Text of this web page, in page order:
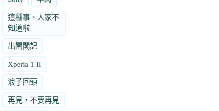
這種事、人家不
知道啦
出閨閣記
Xperia 1 II
浪子回頭
再見，不要再見